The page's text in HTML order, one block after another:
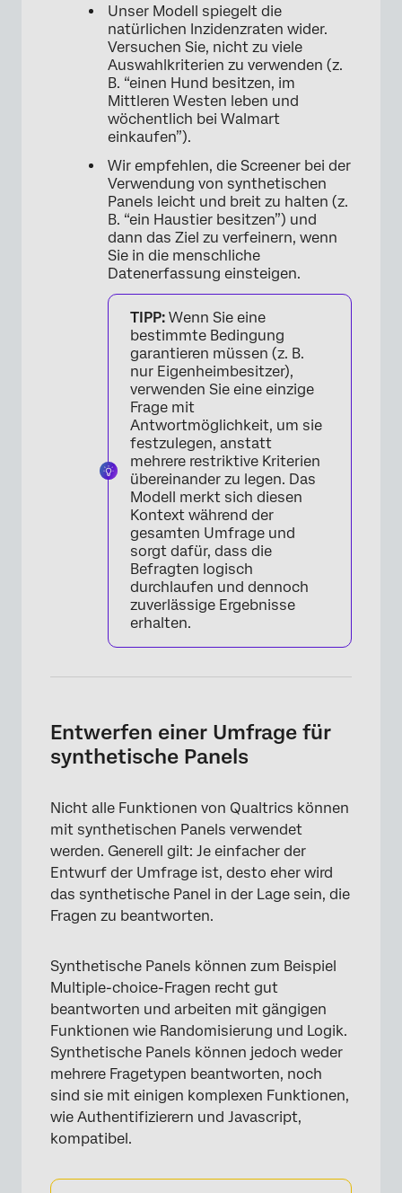
Unser Modell spiegelt die
natürlichen Inzidenzraten wider.
Versuchen Sie, nicht zu viele
Auswahlkriterien zu verwenden (z.
B. “einen Hund besitzen, im
Mittleren Westen leben und
wöchentlich bei Walmart
einkaufen”).
Wir empfehlen, die Screener bei der
Verwendung von synthetischen
Panels leicht und breit zu halten (z.
B. “ein Haustier besitzen”) und
dann das Ziel zu verfeinern, wenn
Sie in die menschliche
Datenerfassung einsteigen.
TIPP: Wenn Sie eine
bestimmte Bedingung
garantieren müssen (z. B.
nur Eigenheimbesitzer),
verwenden Sie eine einzige
Frage mit
Antwortmöglichkeit, um sie
festzulegen, anstatt
mehrere restriktive Kriterien
übereinander zu legen. Das
Modell merkt sich diesen
Kontext während der
gesamten Umfrage und
sorgt dafür, dass die
Befragten logisch
durchlaufen und dennoch
zuverlässige Ergebnisse
erhalten.
Entwerfen einer Umfrage für
synthetische Panels
Nicht alle Funktionen von Qualtrics können
mit synthetischen Panels verwendet
werden. Generell gilt: Je einfacher der
Entwurf der Umfrage ist, desto eher wird
das synthetische Panel in der Lage sein, die
Fragen zu beantworten.
Synthetische Panels können zum Beispiel
Multiple-choice-Fragen recht gut
beantworten und arbeiten mit gängigen
Funktionen wie Randomisierung und Logik.
Synthetische Panels können jedoch weder
mehrere Fragetypen beantworten, noch
sind sie mit einigen komplexen Funktionen,
wie Authentifizierern und Javascript,
kompatibel.